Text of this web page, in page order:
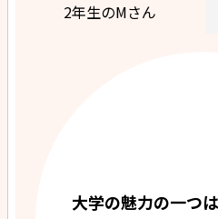
2年生のMさん
大学の魅力の一つ